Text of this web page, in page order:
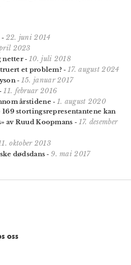
- 22. juni 2014
2023
netter- 10. juli 2018
et problem? - 17. august 2024
- 15. januar 2017
11. februar 2016
årstidene - 1. august 2020
stortings­representantene kan
av Ruud Koopmans - 17. desember
oktober 2013
dødsdans -9. mai 2017
oss